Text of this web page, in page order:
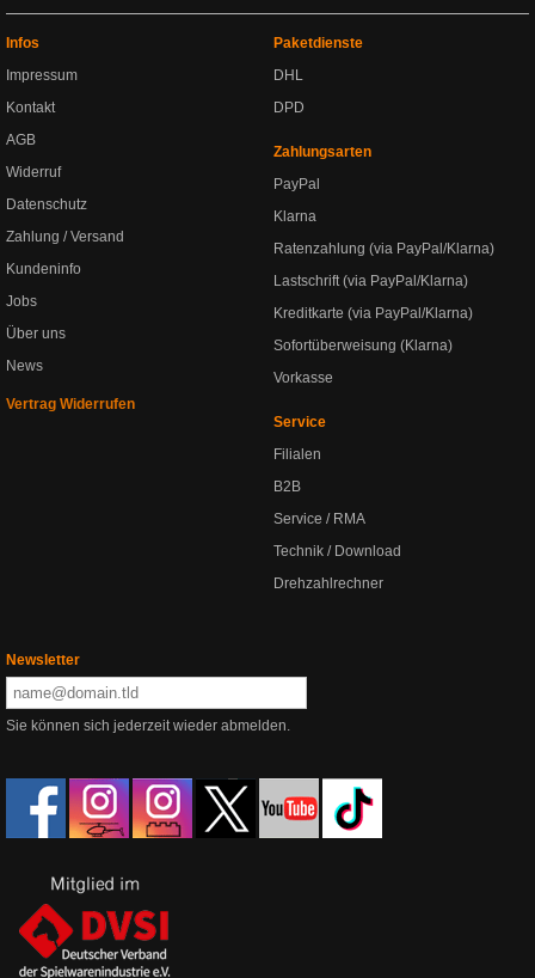
Infos
Impressum
Kontakt
AGB
Widerruf
Datenschutz
Zahlung / Versand
Kundeninfo
Jobs
Über uns
News
Vertrag Widerrufen
Paketdienste
DHL
DPD
Zahlungsarten
PayPal
Klarna
Ratenzahlung (via PayPal/Klarna)
Lastschrift (via PayPal/Klarna)
Kreditkarte (via PayPal/Klarna)
Sofortüberweisung (Klarna)
Vorkasse
Service
Filialen
B2B
Service / RMA
Technik / Download
Drehzahlrechner
Newsletter
Sie können sich jederzeit wieder abmelden.